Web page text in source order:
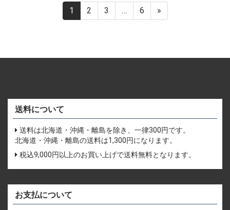
1 2 3 … 6 »
送料について
送料は北海道・沖縄・離島を除き、一律300円です。
北海道・沖縄・離島の送料は1,300円になります。
税込9,000円以上のお買い上げで送料無料となります。
お支払について